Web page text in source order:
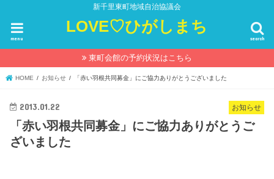
新千里東町地域自治協議会
LOVE♡ひがしまち
search
menu
東町会館の予約状況はこちら
HOME お知らせ 「赤い羽根共同募金」にご協力ありがとうございました
お知らせ
2013.01.22
「赤い羽根共同募金」にご協力ありがとうご
ざいました